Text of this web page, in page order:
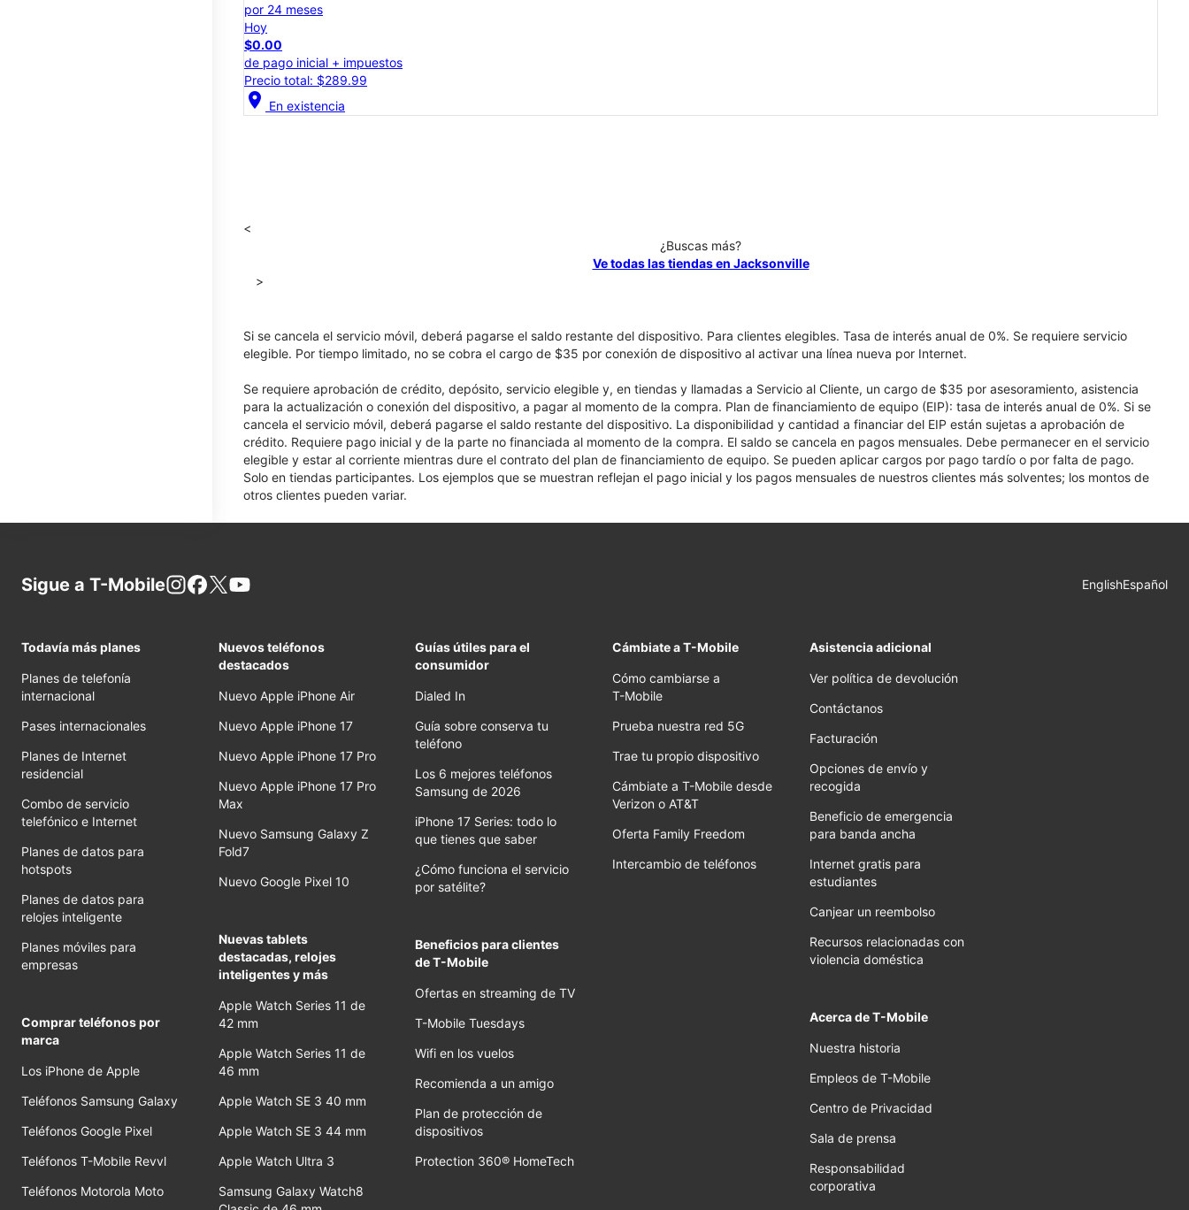
por 24 meses
Hoy
$0.00
de pago inicial + impuestos
Precio total: $289.99
location_on En existencia
<
¿Buscas más?
Ve todas las tiendas en Jacksonville
>
Si se cancela el servicio móvil, deberá pagarse el saldo restante del dispositivo. Para clientes elegibles. Tasa de interés anual de 0%. Se requiere servicio
elegible. Por tiempo limitado, no se cobra el cargo de $35 por conexión de dispositivo al activar una línea nueva por Internet.
Se requiere aprobación de crédito, depósito, servicio elegible y, en tiendas y llamadas a Servicio al Cliente, un cargo de $35 por asesoramiento, asistencia
para la actualización o conexión del dispositivo, a pagar al momento de la compra. Plan de financiamiento de equipo (EIP): tasa de interés anual de 0%. Si se
cancela el servicio móvil, deberá pagarse el saldo restante del dispositivo. La disponibilidad y cantidad a financiar del EIP están sujetas a aprobación de
crédito. Requiere pago inicial y de la parte no financiada al momento de la compra. El saldo se cancela en pagos mensuales. Debe permanecer en el servicio
elegible y estar al corriente mientras dure el contrato del plan de financiamiento de equipo. Se pueden aplicar cargos por pago tardío o por falta de pago.
Solo en tiendas participantes. Los ejemplos que se muestran reflejan el pago inicial y los pagos mensuales de nuestros clientes más solventes; los montos de
otros clientes pueden variar.